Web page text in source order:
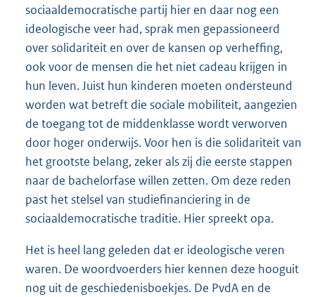
sociaaldemocratische partij hier en daar nog een
ideologische veer had, sprak men gepassioneerd
over solidariteit en over de kansen op verheffing,
ook voor de mensen die het niet cadeau krijgen in
hun leven. Juist hun kinderen moeten ondersteund
worden wat betreft die sociale mobiliteit, aangezien
de toegang tot de middenklasse wordt verworven
door hoger onderwijs. Voor hen is die solidariteit van
het grootste belang, zeker als zij die eerste stappen
naar de bachelorfase willen zetten. Om deze reden
past het stelsel van studiefinanciering in de
sociaaldemocratische traditie. Hier spreekt opa.
Het is heel lang geleden dat er ideologische veren
waren. De woordvoerders hier kennen deze hooguit
nog uit de geschiedenisboekjes. De PvdA en de